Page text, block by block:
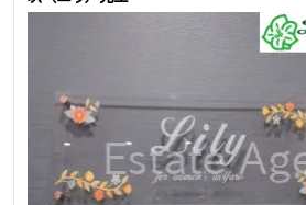
など一通り着てきた方も多く、そういった服に飽きてき
ます。』酒井様がアパレル業を始めたきっかけは『やっ
う、すごく大事なことですが、好きを仕事にするって
la独自の服の仕入れ方】酒井様『仕入れ方ですか、、現
らその服を見つけていただけることを願っています。』
『お客様自身に見つけ出していただく。』『そういうお
通のアパレルのお店では見かけないこんな服も沢山！酒
の状態を把握するのはもちろんですが、その方が次の段
できるように努めてまいります。』住居『お客様としっ
ければできない事ですよね』 【Vaniilaの名前の由来は